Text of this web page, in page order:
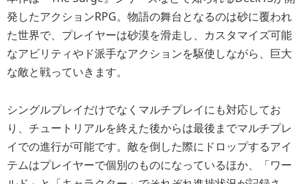
発したアクションRPG。物語の舞台となるのは砂に覆われ
た世界で、プレイヤーは砂漠を滑走し、カスタマイズ可能
なアビリティやド派手なアクションを駆使しながら、巨大
な敵と戦っていきます。
シングルプレイだけでなくマルチプレイにも対応してお
り、チュートリアルを終えた後からは最後までマルチプレ
イでの進行が可能です。敵を倒した際にドロップするアイ
テムはプレイヤーで個別のものになっているほか、「ワー